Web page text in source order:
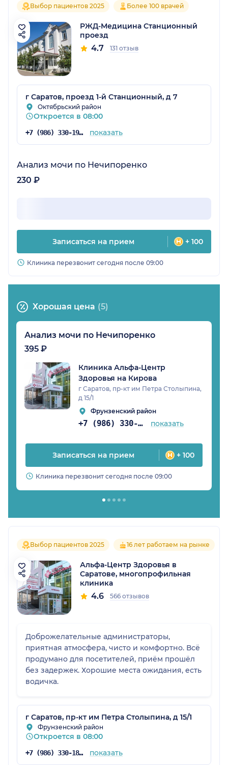
Выбор пациентов 2025 Более 100 врачей
РЖД-Медицина Станционный
проезд
4.7 131 отзыв
г Саратов, проезд 1-й Станционный, д 7
Октябрьский район
Откроется в 08:00
+7 (986) 330-19-24 показать
Анализ мочи по Нечипоренко
230 ₽
Записаться на прием + 100
Клиника перезвонит сегодня после 09:00
Хорошая цена (5)
Анализ мочи по Нечипоренко
395 ₽
Клиника Альфа-Центр
Здоровья на Кирова
г Саратов, пр-кт им Петра Столыпина,
д 15/1
Фрунзенский район
+7 (986) 330-18-97 показать
Записаться на прием + 100
Клиника перезвонит сегодня после 09:00
Выбор пациентов 2025 16 лет работаем на рынке
Альфа-Центр Здоровья в
Саратове, многопрофильная
клиника
4.6 566 отзывов
Доброжелательные администраторы,
приятная атмосфера, чисто и комфортно. Всё
продумано для посетителей, приём прошёл
без задержек. Хорошие места ожидания, есть
водичка.
г Саратов, пр-кт им Петра Столыпина, д 15/1
Фрунзенский район
Откроется в 08:00
+7 (986) 330-18-97 показать